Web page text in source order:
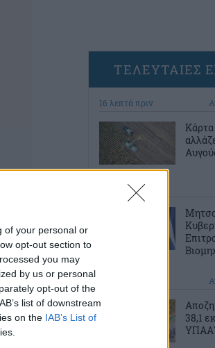
of your personal or
opt-out section to
you may
by us or personal
opt-out of the
list of downstream
on the IAB’s List of
ΤΕΛΕΥΤΑΙΕΣ
16 λεπτά πριν
Κάρτα
46 λεπτά πριν
38,1